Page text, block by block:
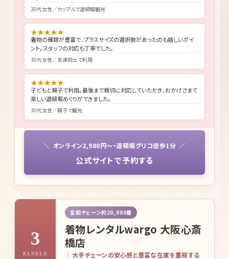
★★★★★
オンライン予約で2,980円というコスパに惹かれて利用。道頓堀グリコ
の看板まで徒歩すぐで、定番の写真スポットを着物で押さえられまし
た。
20代女性／カップルで道頓堀観光
★ ★ ★ ★ ★
着物の種類が豊富で、プラスサイズの選択肢があったのも嬉しいポイ
ント。スタッフの対応も丁寧でした。
30代女性／友達同士で利用
★★★★★
楽しい道頓堀めぐりができました。
30代女性／親子で観光
公式サイトで予約する